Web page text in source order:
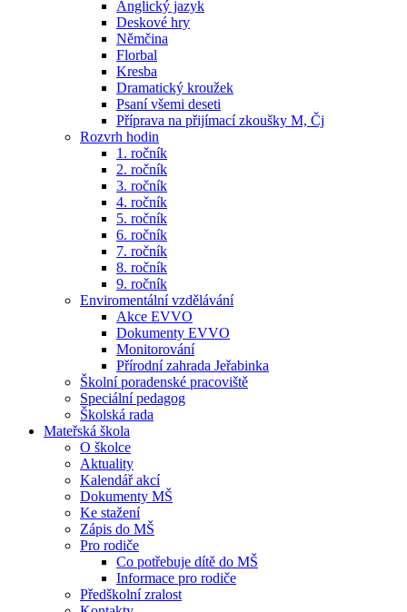
Anglický jazyk
Deskové hry
Němčina
Florbal
Kresba
Dramatický kroužek
Psaní všemi deseti
Příprava na přijímací zkoušky M, Čj
Rozvrh hodin
1. ročník
2. ročník
3. ročník
4. ročník
5. ročník
6. ročník
7. ročník
8. ročník
9. ročník
Enviromentální vzdělávání
Akce EVVO
Dokumenty EVVO
Monitorování
Přírodní zahrada Jeřabinka
Školní poradenské pracoviště
Speciální pedagog
Školská rada
Mateřská škola
O školce
Aktuality
Kalendář akcí
Dokumenty MŠ
Ke stažení
Zápis do MŠ
Pro rodiče
Co potřebuje dítě do MŠ
Informace pro rodiče
Předškolní zralost